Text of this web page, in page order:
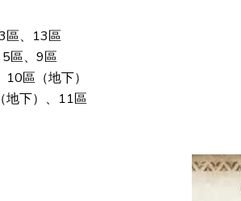
區、13區
5區、9區
10區（地下）
地下）、11區